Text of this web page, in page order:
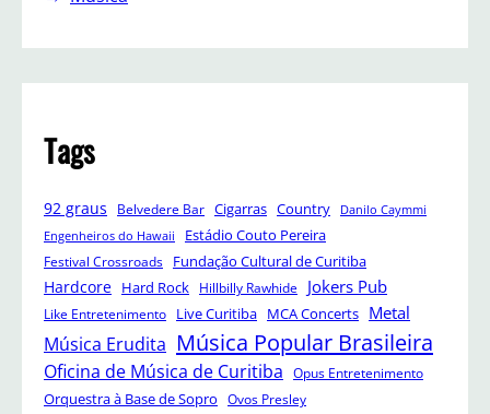
Tags
92 graus Belvedere Bar Cigarras Country
Danilo Caymmi
Engenheiros do Hawaii
Estádio Couto Pereira
Festival Crossroads Fundação Cultural de Curitiba
Hardcore Hard Rock Hillbilly Rawhide Jokers Pub
Like Entretenimento Live Curitiba MCA Concerts Metal
Música Erudita Música Popular Brasileira
Oficina de Música de Curitiba Opus Entretenimento
Orquestra à Base de Sopro Ovos Presley